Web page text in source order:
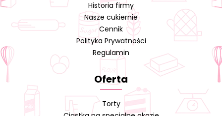
Historia firmy
Nasze cukiernie
Cennik
Polityka Prywatności
Regulamin
Oferta
Torty